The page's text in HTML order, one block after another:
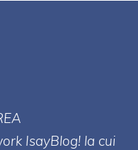
IsayBlog! la cui